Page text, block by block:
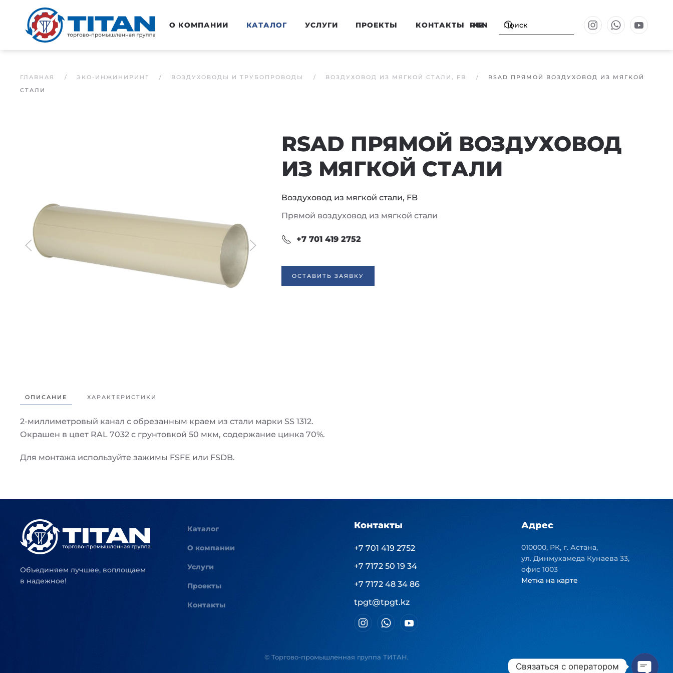
Перейти к основному содержанию О КОМПАНИИ КАТАЛОГ УСЛУГИ ПРОЕКТЫ КОНТАКТЫ RU
KZ
EN
ГЛАВНАЯ ЭКО-ИНЖИНИРИНГ ВОЗДУХОВОДЫ И ТРУБОПРОВОДЫ ВОЗДУХОВОД ИЗ МЯГКОЙ СТАЛИ, FB
RSAD ПРЯМОЙ ВОЗДУХОВОД ИЗ МЯГКОЙ
СТАЛИ
RSAD ПРЯМОЙ ВОЗДУХОВОД
ИЗ МЯГКОЙ СТАЛИ
Воздуховод из мягкой стали, FB
Прямой воздуховод из мягкой стали
+7 701 419 2752
ОСТАВИТЬ ЗАЯВКУ
ОПИСАНИЕ ХАРАКТЕРИСТИКИ
2-миллиметровый канал с обрезанным краем из стали марки SS 1312.
Окрашен в цвет RAL 7032 с грунтовкой 50 мкм, содержание цинка 70%.
Для монтажа используйте зажимы FSFE или FSDB.
Объединяем лучшее, воплощаем
в надежное!
Каталог
О компании
Услуги
Проекты
Контакты
Контакты
+7 701 419 2752
+7 7172 50 19 34
+7 7172 48 34 86
tpgt@tpgt.kz
Адрес
010000, РК, г. Астана,
ул. Динмухамеда Кунаева 33,
офис 1003
Метка на карте
© Торгово-промышленная группа ТИТАН.
Связаться с оператором